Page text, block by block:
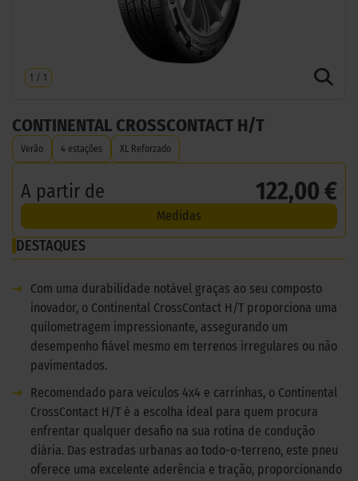
1 / 1
CONTINENTAL CROSSCONTACT H/T
Verão 4 estações XL Reforzado
A partir de 122,00 €
Medidas
DESTAQUES
➜
Com uma durabilidade notável graças ao seu composto
inovador, o Continental CrossContact H/T proporciona uma
quilometragem impressionante, assegurando um
desempenho fiável mesmo em terrenos irregulares ou não
pavimentados.
➜
Recomendado para veículos 4x4 e carrinhas, o Continental
CrossContact H/T é a escolha ideal para quem procura
enfrentar qualquer desafio na sua rotina de condução
diária. Das estradas urbanas ao todo-o-terreno, este pneu
oferece uma excelente aderência e tração, proporcionando